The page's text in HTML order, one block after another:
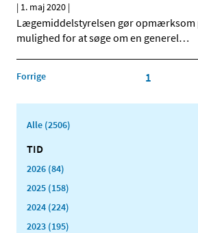
| 1. maj 2020 |
Lægemiddelstyrelsen gør opmærksom
mulighed for at søge om en generel…
Forrige 1
Alle (2506)
TID
2026 (84)
2025 (158)
2024 (224)
2023 (195)